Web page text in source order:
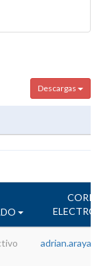
Descargas